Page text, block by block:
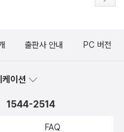
출판사 안내 PC 버전
이션
1544-2514
FAQ